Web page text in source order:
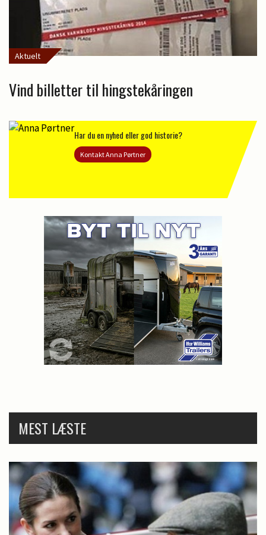
Aktuelt
Vind billetter til hingstekåringen
Har du en nyhed eller god historie?
Kontakt Anna Pørtner
MEST LÆSTE